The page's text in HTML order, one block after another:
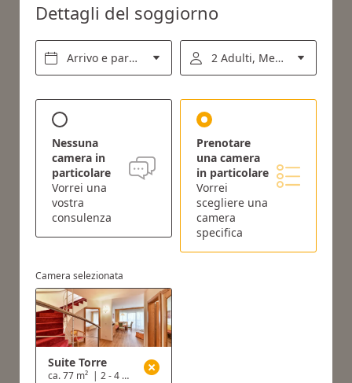
Dettagli del soggiorno
Arrivo e partenza* 2 Adulti, Mezza pensione
Nessuna
camera in
particolare
Vorrei una
vostra
consulenza
Prenotare
una camera
in particolare
Vorrei
scegliere una
camera
specifica
Camera selezionata
Suite Torre
ca. 77 m² | 2 - 4 Persone